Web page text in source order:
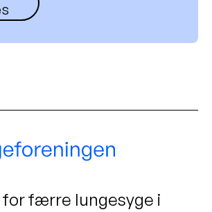
færre lungesyge i